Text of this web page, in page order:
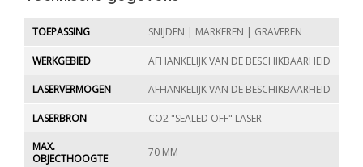
TOEPASSING SNIJDEN | MARKEREN | GRAVEREN
WERKGEBIED AFHANKELIJK VAN DE BESCHIKBAARHEID
LASERVERMOGEN AFHANKELIJK VAN DE BESCHIKBAARHEID
LASERBRON CO2 "SEALED OFF" LASER
MAX.
OBJECTHOOGTE
70 MM